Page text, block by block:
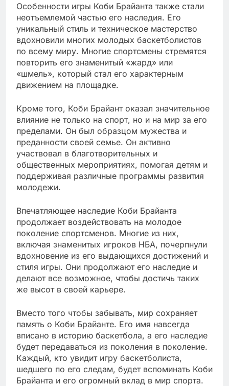
Особенности игры Коби Брайанта также стали
неотъемлемой частью его наследия. Его
уникальный стиль и техническое мастерство
вдохновили многих молодых баскетболистов
по всему миру. Многие спортсмены стремятся
повторить его знаменитый «жард» или
«шмель», который стал его характерным
движением на площадке.
Кроме того, Коби Брайант оказал значительное
влияние не только на спорт, но и на мир за его
пределами. Он был образцом мужества и
преданности своей семье. Он активно
участвовал в благотворительных и
общественных мероприятиях, помогая детям и
поддерживая различные программы развития
молодежи.
Впечатляющее наследие Коби Брайанта
продолжает воздействовать на молодое
поколение спортсменов. Многие из них,
включая знаменитых игроков НБА, почерпнули
вдохновение из его выдающихся достижений и
стиля игры. Они продолжают его наследие и
делают все возможное, чтобы достичь таких
же высот в своей карьере.
Вместо того чтобы забывать, мир сохраняет
память о Коби Брайанте. Его имя навсегда
вписано в историю баскетбола, а его наследие
будет передаваться из поколения в поколение.
Каждый, кто увидит игру баскетболиста,
шедшего по его следам, будет вспоминать Коби
Брайанта и его огромный вклад в мир спорта.